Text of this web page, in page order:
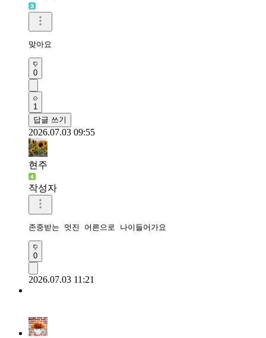
맞아요
0
1
답글 쓰기
2026.07.03 09:55
현주
작성자
존중받는 멋진 어른으로 나이들어가요
0
2026.07.03 11:21